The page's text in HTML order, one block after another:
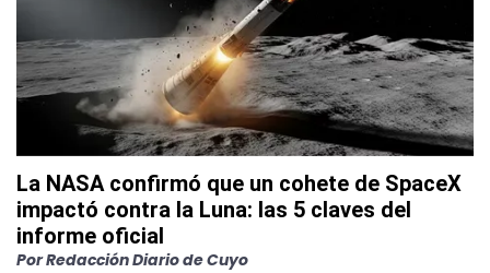
La NASA confirmó que un cohete de SpaceX
impactó contra la Luna: las 5 claves del
informe oficial
PorRedacción Diario de Cuyo